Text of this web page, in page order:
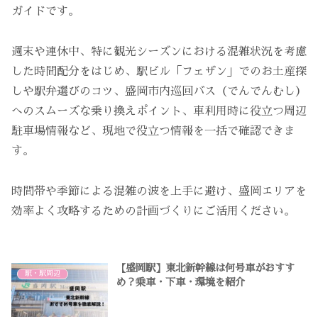
ガイドです。
週末や連休中、特に観光シーズンにおける混雑状況を考慮
した時間配分をはじめ、駅ビル「フェザン」でのお土産探
しや駅弁選びのコツ、盛岡市内巡回バス（でんでんむし）
へのスムーズな乗り換えポイント、車利用時に役立つ周辺
駐車場情報など、現地で役立つ情報を一括で確認できま
す。
時間帯や季節による混雑の波を上手に避け、盛岡エリアを
効率よく攻略するための計画づくりにご活用ください。
駅・駅周辺
【盛岡駅】東北新幹線は何号車がおすす
め？乗車・下車・環境を紹介